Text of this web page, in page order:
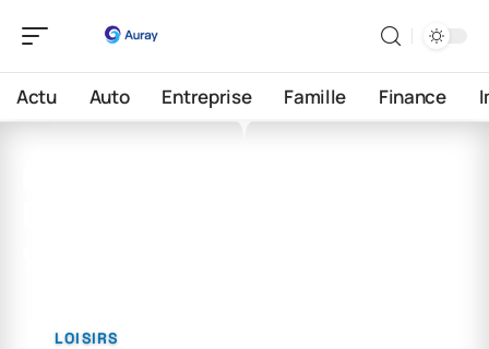
Actu Auto Entreprise Famille Finance
LOISIRS